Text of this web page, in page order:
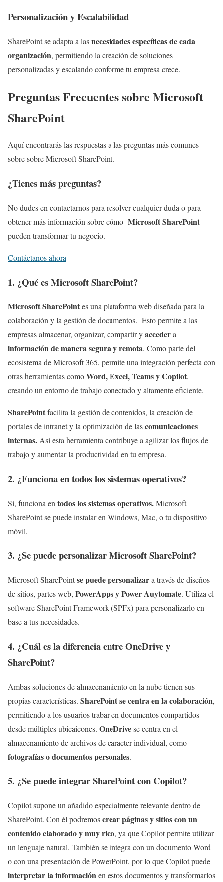
Personalización y Escalabilidad
SharePoint se adapta a lasnecesidades específicas de cada
organización, permitiendo la creación de soluciones
personalizadas y escalando conforme tu empresa crece.
Preguntas Frecuentes sobre Microsoft
SharePoint
Aquí encontrarás las respuestas a las preguntas más comunes
sobre sobre Microsoft SharePoint.
¿Tienes más preguntas?
No dudes en contactarnos para resolver cualquier duda o para
obtener más información sobre cómo Microsoft SharePoint
pueden transformar tu negocio.
Contáctanos ahora
1. ¿Qué es Microsoft SharePoint?
Microsoft SharePointes una plataforma web diseñada para la
colaboración y la gestión de documentos. Esto permite a las
empresas almacenar, organizar, compartir yaccedera
información de manera segura y remota. Como parte del
ecosistema de Microsoft 365, permite una integración perfecta con
otras herramientas comoWord, Excel, Teams y Copilot,
creando un entorno de trabajo conectado y altamente eficiente.
SharePointfacilita la gestión de contenidos, la creación de
portales de intranet y la optimización de lascomunicaciones
internas.Así esta herramienta contribuye a agilizar los flujos de
trabajo y aumentar la productividad en tu empresa.
2. ¿Funciona en todos los sistemas operativos?
Sí, funciona en todos los sistemas operativos.Microsoft
SharePoint se puede instalar en Windows, Mac, o tu dispositivo
móvil.
3. ¿Se puede personalizar Microsoft SharePoint?
Microsoft SharePointse puede personalizara través de diseños
de sitios, partes web, PowerApps y Power Auytomate. Utiliza el
software SharePoint Framework (SPFx) para personalizarlo en
base a tus necesidades.
4. ¿Cuál es la diferencia entre OneDrive y
SharePoint?
Ambas soluciones de almacenamiento en la nube tienen sus
propias características. SharePoint se centra en la colaboración,
permitiendo a los usuarios trabar en documentos compartidos
desde múltiples ubicaicones. OneDrivese centra en el
almacenamiento de archivos de caracter individual, como
fotografías o documentos personales.
5. ¿Se puede integrar SharePoint con Copilot?
Copilot supone un añadido especialmente relevante dentro de
SharePoint. Con él podremoscrear páginas y sitios con un
contenido elaborado y muy rico, ya que Copilot permite utilizar
un lenguaje natural. También se integra con un documento Word
o con una presentación de PowerPoint, por lo que Copilot puede
interpretar la informaciónen estos documentos y transformarlos